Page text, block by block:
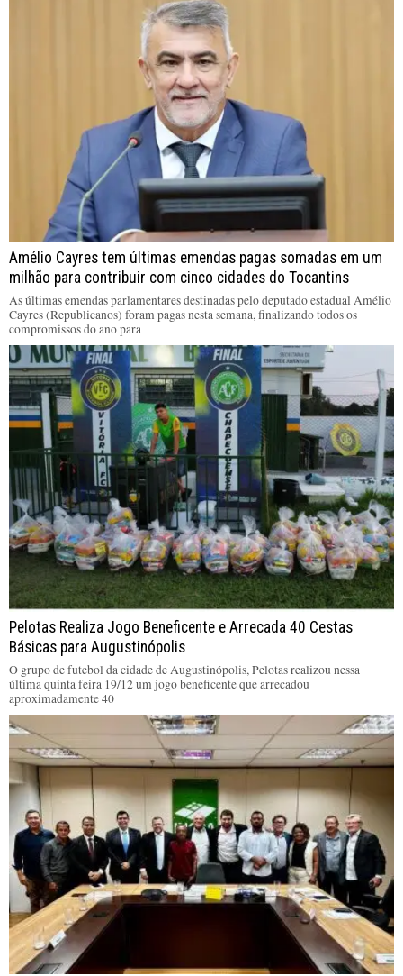
Amélio Cayres tem últimas emendas pagas somadas em um
milhão para contribuir com cinco cidades do Tocantins
As últimas emendas parlamentares destinadas pelo deputado estadual Amélio
Cayres (Republicanos) foram pagas nesta semana, finalizando todos os
compromissos do ano para
Pelotas Realiza Jogo Beneficente e Arrecada 40 Cestas
Básicas para Augustinópolis
O grupo de futebol da cidade de Augustinópolis, Pelotas realizou nessa
última quinta feira 19/12 um jogo beneficente que arrecadou
aproximadamente 40